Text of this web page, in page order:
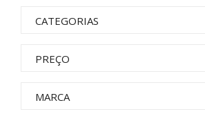
CATEGORIAS
PREÇO
MARCA